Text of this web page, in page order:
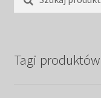
Tagi produktów